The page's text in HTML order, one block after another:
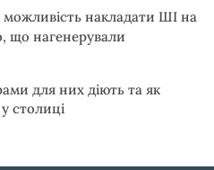
можливість накладати ШІ на
що нагенерували
для них діють та як
столиці